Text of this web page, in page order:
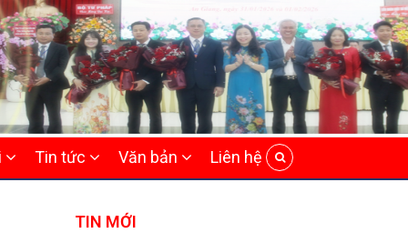
Tin tức Văn bản Liên hệ
TIN MỚI